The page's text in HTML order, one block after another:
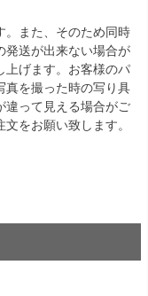
また、そのため同時
発送が出来ない場合が
上げます。お客様のパ
真を撮った時の写り具
違って見える場合がご
をお願い致します。